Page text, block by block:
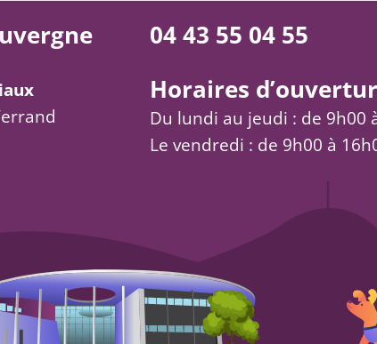
04 43 55 04 55
Horaires
Du lundi au jeudi : de 9h00
Le vendredi : de 9h00 à